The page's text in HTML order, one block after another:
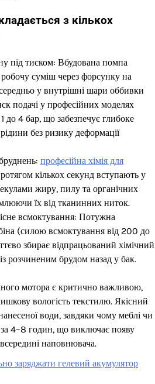
з кількох
під тиском: Вбудована помпа
суміш через форсунку на
у внутрішні шари оббивки
подачі у професійних моделях
до 4 бар, що забезпечує глибоке
без ризику деформації
професійна хімія для
кількох секунд вступають у
жиру, пилу та органічних
їх від тканинних ниток.
всмоктування: Потужна
(силою всмоктування від 200 до
збирає відпрацьований хімічний
розчиненим брудом назад у бак.
мотора є критично важливою,
вологість текстилю. Якісний
води, завдяки чому меблі чи
4–8 годин, що виключає появу
наповнювача.
заряджати гелевий акумулятор